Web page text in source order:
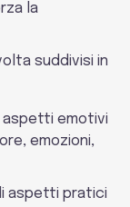
la
suddivisi in
aspetti emotivi
emozioni,
aspetti pratici